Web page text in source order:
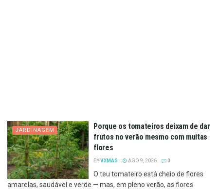
JARDINAGEM
Porque os tomateiros deixam de dar
frutos no verão mesmo com muitas
flores
BYVXMAG AGO 9, 2026 0
O teu tomateiro está cheio de flores
amarelas, saudável e verde — mas, em pleno verão, as flores